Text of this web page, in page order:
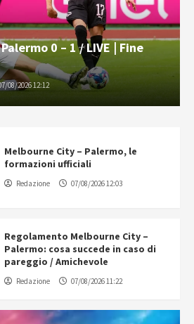
0 – 1 / LIVE | Fine
08/2026 12:12
Melbourne City – Palermo, le
formazioni ufficiali
Redazione 07/08/2026 12:03
Regolamento Melbourne City –
Palermo: cosa succede in caso di
pareggio / Amichevole
Redazione 07/08/2026 11:22